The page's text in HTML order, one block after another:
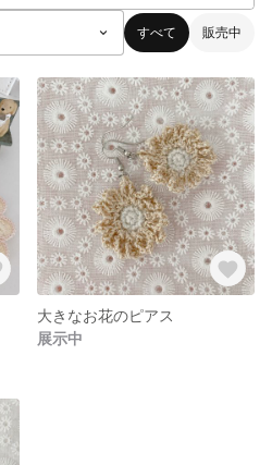
すべて 販売中
大きなお花のピアス
展示中